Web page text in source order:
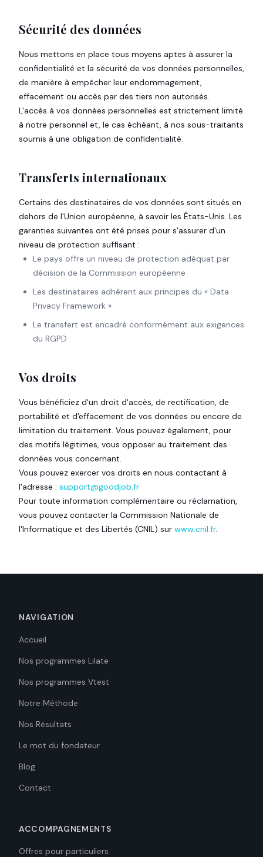
Sécurité des données
Nous mettons en place tous moyens aptes à assurer la
confidentialité et la sécurité de vos données personnelles,
de manière à empêcher leur endommagement,
effacement ou accès par des tiers non autorisés.
L'accès à vos données personnelles est strictement limité
à notre personnel et, le cas échéant, à nos sous-traitants
soumis à une obligation de confidentialité.
Transferts internationaux
Certains des destinataires de vos données sont situés en
dehors de l'Union européenne, à savoir les États-Unis. Les
garanties suivantes ont été prises pour s'assurer d'un
niveau de protection suffisant :
Le pays offre un niveau de protection adéquat par
décision de la Commission européenne
Les destinataires adhèrent aux principes du « Data
Privacy Framework »
Le transfert est encadré conformément aux exigences
du RGPD
Vos droits
Vous bénéficiez d'un droit d'accès, de rectification, de
portabilité et d'effacement de vos données ou encore de
limitation du traitement. Vous pouvez également, pour
des motifs légitimes, vous opposer au traitement des
données vous concernant.
Vous pouvez exercer vos droits en nous contactant à
l'adresse : support@goodjob.fr
Pour toute information complémentaire ou réclamation,
vous pouvez contacter la Commission Nationale de
l'Informatique et des Libertés (CNIL) sur www.cnil.fr.
NAVIGATION
Accueil
Nos programmes Lilate
Nos programmes Vtest
Notre Méthode
Nos Résultats
Le mot du fondateur
Blog
Contact
ACCOMPAGNEMENTS
Offres pour particuliers